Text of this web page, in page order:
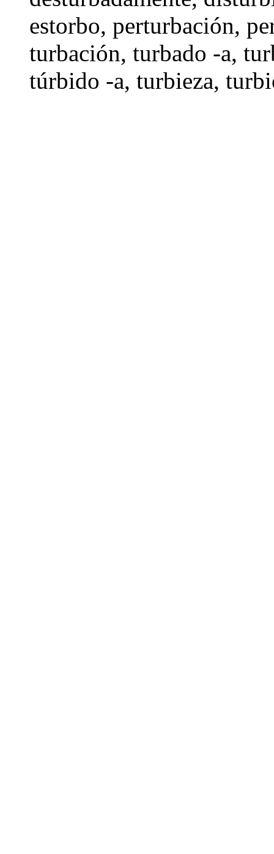
estorbo, perturbación,
turbación, turbado -a,
túrbido -a, turbieza,